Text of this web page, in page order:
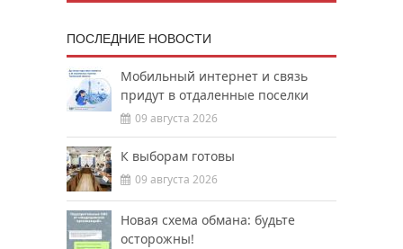
ПОСЛЕДНИЕ НОВОСТИ
Мобильный интернет и связь
придут в отдаленные поселки
09 августа 2026
К выборам готовы
09 августа 2026
Новая схема обмана: будьте
осторожны!